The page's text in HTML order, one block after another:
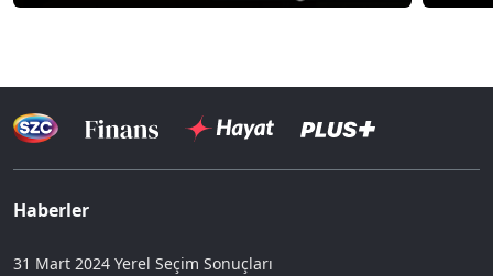
Haberler
31 Mart 2024 Yerel Seçim Sonuçları